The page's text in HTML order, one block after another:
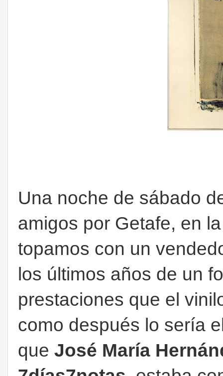
Una noche de sábado
amigos por Getafe, en
topamos con un
los últimos años de un
prestaciones que el
como después lo sería
que José María